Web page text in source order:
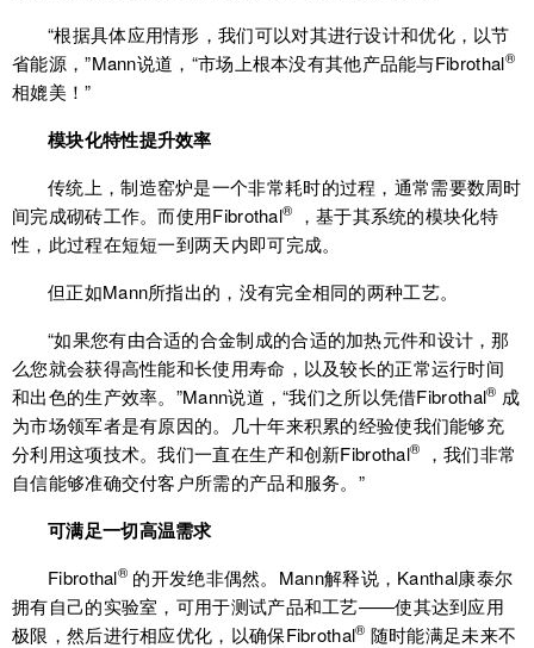
“根据具体应用情形，我们可以对其进行设计和优化，以节
省能源，”Mann说道，“市场上根本没有其他产品能与Fibrothal®
相媲美！”
模块化特性提升效率
传统上，制造窑炉是一个非常耗时的过程，通常需要数周时
间完成砌砖工作。而使用Fibrothal®
，基于其系统的模块化特
性，此过程在短短一到两天内即可完成。
但正如Mann所指出的，没有完全相同的两种工艺。
“如果您有由合适的合金制成的合适的加热元件和设计，那
么您就会获得高性能和长使用寿命，以及较长的正常运行时间
和出色的生产效率。”Mann说道，“我们之所以凭借Fibrothal® 成
为市场领军者是有原因的。几十年来积累的经验使我们能够充
分利用这项技术。我们一直在生产和创新Fibrothal®
，我们非常
自信能够准确交付客户所需的产品和服务。”
可满足一切高温需求
Fibrothal® 的开发绝非偶然。Mann解释说，Kanthal康泰尔
拥有自己的实验室，可用于测试产品和工艺——使其达到应用
极限，然后进行相应优化，以确保Fibrothal® 随时能满足未来不